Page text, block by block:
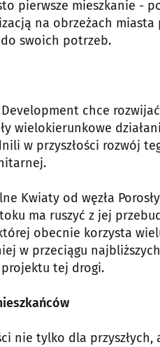
pierwsze mieszkanie -
na obrzeżach
swoich potrzeb.
chce
wielokierunkowe
w przyszłości rozwój
Kwiaty od węzła
ma ruszyć z jej
obecnie korzysta
w przeciągu
tej drogi.
nie tylko dla przyszłych,